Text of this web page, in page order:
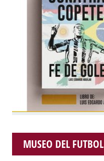
MUSEO DEL FUTBOL